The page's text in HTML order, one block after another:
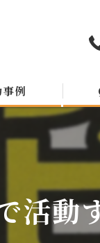
事例
活動